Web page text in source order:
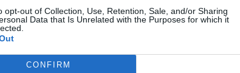
opt-out of Collection, Use, Retention, Sale, and/or Sharing
Data that Is Unrelated with the Purposes for which it
CONFIRM
Управниот одбор, беше донесена одлука за
Од следниот натпревар, црно-белиот тим
тренер на првиот тим на Телеоптик
Партизан, во кое се додава:
а во својата тренерска кариера работел